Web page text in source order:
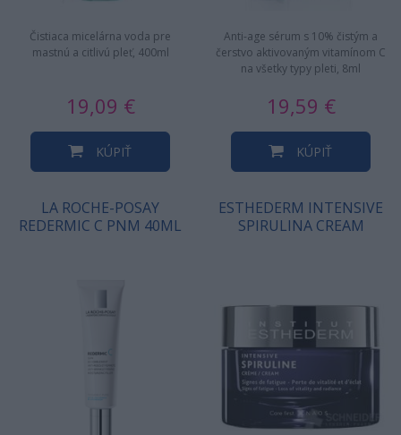
Čistiaca micelárna voda pre
mastnú a citlivú pleť, 400ml
19,09 €
KÚPIŤ
Anti-age sérum s 10% čistým a
čerstvo aktivovaným vitamínom C
na všetky typy pleti, 8ml
19,59 €
KÚPIŤ
LA ROCHE-POSAY
REDERMIC C PNM 40ML
ESTHEDERM INTENSIVE
SPIRULINA CREAM